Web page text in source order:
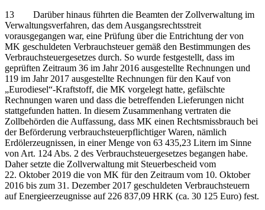
13 Darüber hinaus führten die Beamten der Zollverwaltung im
Verwaltungsverfahren, das dem Ausgangsrechtsstreit
vorausgegangen war, eine Prüfung über die Entrichtung der von
MK geschuldeten Verbrauchsteuer gemäß den Bestimmungen des
Verbrauchsteuergesetzes durch. So wurde festgestellt, dass im
geprüften Zeitraum 36 im Jahr 2016 ausgestellte Rechnungen und
119 im Jahr 2017 ausgestellte Rechnungen für den Kauf von
„Eurodiesel“-Kraftstoff, die MK vorgelegt hatte, gefälschte
Rechnungen waren und dass die betreffenden Lieferungen nicht
stattgefunden hatten. In diesem Zusammenhang vertraten die
Zollbehörden die Auffassung, dass MK einen Rechtsmissbrauch bei
der Beförderung verbrauchsteuerpflichtiger Waren, nämlich
Erdölerzeugnissen, in einer Menge von 63 435,23 Litern im Sinne
von Art. 124 Abs. 2 des Verbrauchsteuergesetzes begangen habe.
Daher setzte die Zollverwaltung mit Steuerbescheid vom
22. Oktober 2019 die von MK für den Zeitraum vom 10. Oktober
2016 bis zum 31. Dezember 2017 geschuldeten Verbrauchsteuern
auf Energieerzeugnisse auf 226 837,09 HRK (ca. 30 125 Euro) fest.